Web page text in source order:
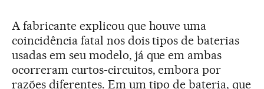
A fabricante explicou que houve uma
coincidência fatal nos dois tipos de baterias
usadas em seu modelo, já que em ambas
ocorreram curtos-circuitos, embora por
razões diferentes. Em um tipo de bateria, que